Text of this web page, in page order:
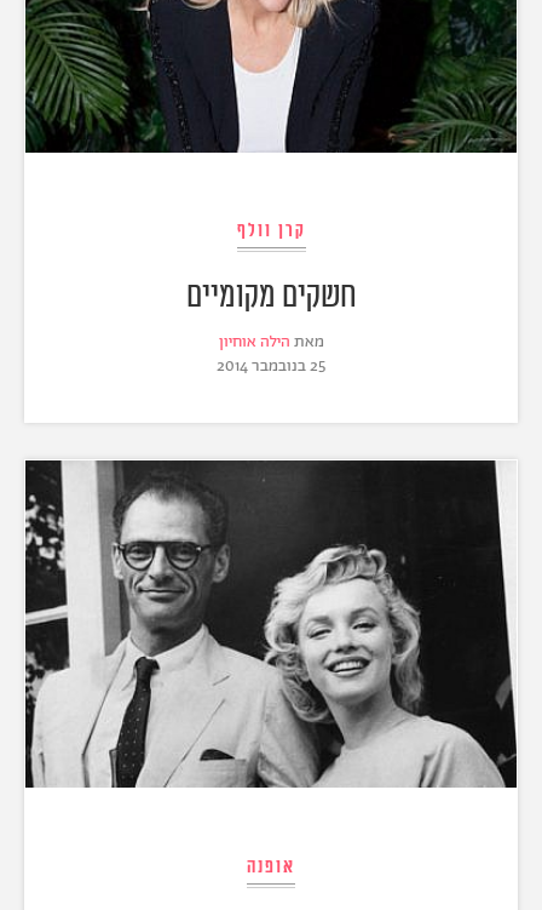
קרן וולף
חשקים מקומיים
מאת הילה אוחיון
25 בנובמבר 2014
אופנה